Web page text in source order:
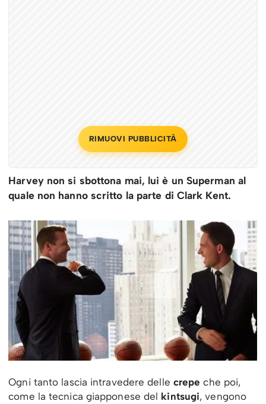
RIMUOVI PUBBLICITÀ
Harvey non si sbottona mai, lui è un Superman al
quale non hanno scritto la parte di Clark Kent.
Ogni tanto lascia intravedere delle crepe che poi,
come la tecnica giapponese del kintsugi, vengono